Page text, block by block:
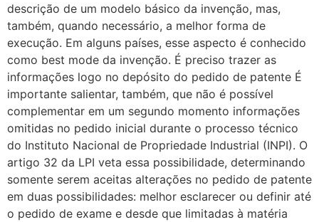
descrição de um modelo básico da invenção, mas,
também, quando necessário, a melhor forma de
execução. Em alguns países, esse aspecto é conhecido
como best mode da invenção. É preciso trazer as
informações logo no depósito do pedido de patente É
importante salientar, também, que não é possível
complementar em um segundo momento informações
omitidas no pedido inicial durante o processo técnico
do Instituto Nacional de Propriedade Industrial (INPI). O
artigo 32 da LPI veta essa possibilidade, determinando
somente serem aceitas alterações no pedido de patente
em duas possibilidades: melhor esclarecer ou definir até
o pedido de exame e desde que limitadas à matéria